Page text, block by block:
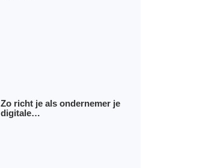
Zo richt je als ondernemer je
digitale…